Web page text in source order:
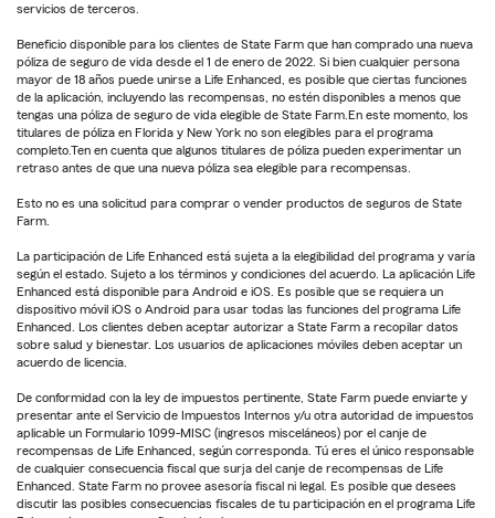
servicios de terceros.
Beneficio disponible para los clientes de State Farm que han comprado una nueva
póliza de seguro de vida desde el 1 de enero de 2022. Si bien cualquier persona
mayor de 18 años puede unirse a Life Enhanced, es posible que ciertas funciones
de la aplicación, incluyendo las recompensas, no estén disponibles a menos que
tengas una póliza de seguro de vida elegible de State Farm.En este momento, los
titulares de póliza en Florida y New York no son elegibles para el programa
completo.Ten en cuenta que algunos titulares de póliza pueden experimentar un
retraso antes de que una nueva póliza sea elegible para recompensas.
Esto no es una solicitud para comprar o vender productos de seguros de State
Farm.
La participación de Life Enhanced está sujeta a la elegibilidad del programa y varía
según el estado. Sujeto a los términos y condiciones del acuerdo. La aplicación Life
Enhanced está disponible para Android e iOS. Es posible que se requiera un
dispositivo móvil iOS o Android para usar todas las funciones del programa Life
Enhanced. Los clientes deben aceptar autorizar a State Farm a recopilar datos
sobre salud y bienestar. Los usuarios de aplicaciones móviles deben aceptar un
acuerdo de licencia.
De conformidad con la ley de impuestos pertinente, State Farm puede enviarte y
presentar ante el Servicio de Impuestos Internos y/u otra autoridad de impuestos
aplicable un Formulario 1099-MISC (ingresos misceláneos) por el canje de
recompensas de Life Enhanced, según corresponda. Tú eres el único responsable
de cualquier consecuencia fiscal que surja del canje de recompensas de Life
Enhanced. State Farm no provee asesoría fiscal ni legal. Es posible que desees
discutir las posibles consecuencias fiscales de tu participación en el programa Life